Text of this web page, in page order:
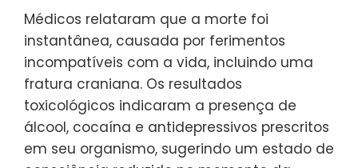
Médicos relataram que a morte foi
instantânea, causada por ferimentos
incompatíveis com a vida, incluindo uma
fratura craniana. Os resultados
toxicológicos indicaram a presença de
álcool, cocaína e antidepressivos prescritos
em seu organismo, sugerindo um estado de